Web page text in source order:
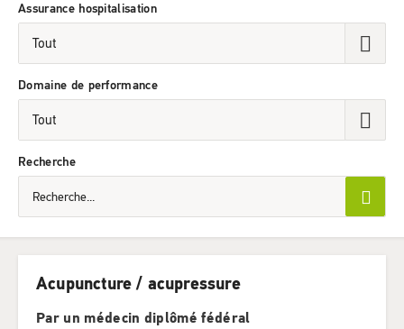
Assurance hospitalisation
Domaine de performance
Recherche
Acupuncture / acupressure
Par un médecin diplômé fédéral